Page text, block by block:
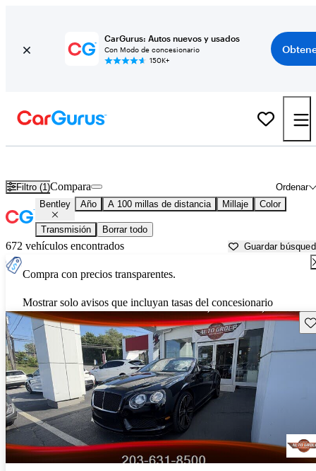
CarGurus: Autos nuevos y usados
Con Modo de concesionario
150K+
Filtro (1) Ordenar
Compara
Bentley Año A 100 millas de distancia Millaje Color
Transmisión Borrar todo
672 vehículos encontrados Guardar
Compra con precios transparentes.
Mostrar solo avisos que incluyan tasas del concesionario